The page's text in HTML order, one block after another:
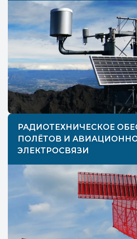
РАДИОТЕХНИЧЕСКОЕ
ПОЛЁТОВ И
ЭЛЕКТРОСВЯЗИ